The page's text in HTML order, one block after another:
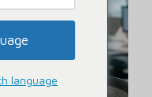
language